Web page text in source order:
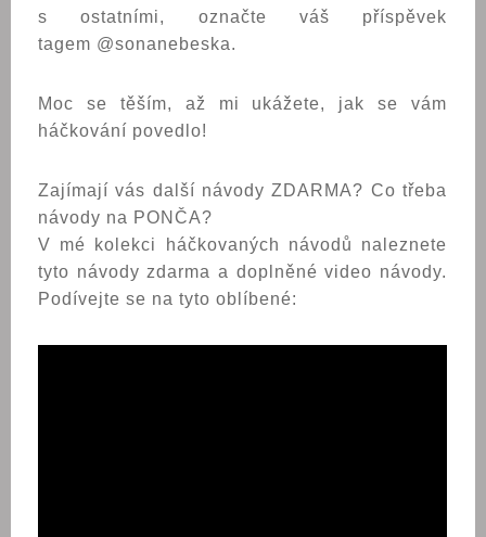
s ostatními, označte váš příspěvek
tagem @sonanebeska.
Moc se těším, až mi ukážete, jak se vám
háčkování povedlo!
Zajímají vás další návody ZDARMA? Co třeba
návody na PONČA?
V mé kolekci háčkovaných návodů naleznete
tyto návody zdarma a doplněné video návody.
Podívejte se na tyto oblíbené: